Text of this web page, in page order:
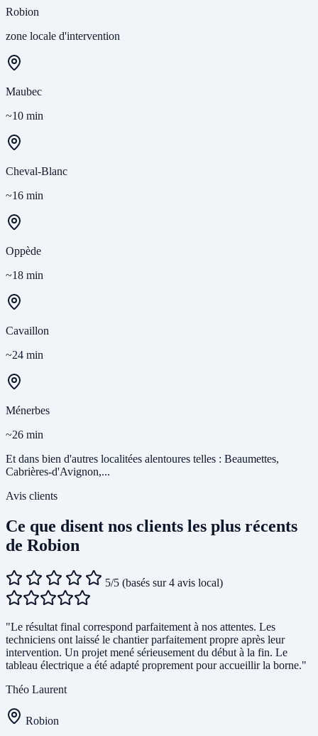
Robion
zone locale d'intervention
Maubec
~10 min
Cheval-Blanc
~16 min
Oppède
~18 min
Cavaillon
~24 min
Ménerbes
~26 min
Et dans bien d'autres localitées alentoures telles : Beaumettes,
Cabrières-d'Avignon,...
Avis clients
Ce que disent nos clients les plus récents
de Robion
5/5 (basés sur 4 avis local)
"Le résultat final correspond parfaitement à nos attentes. Les
techniciens ont laissé le chantier parfaitement propre après leur
intervention. Un projet mené sérieusement du début à la fin. Le
tableau électrique a été adapté proprement pour accueillir la borne."
Théo Laurent
Robion